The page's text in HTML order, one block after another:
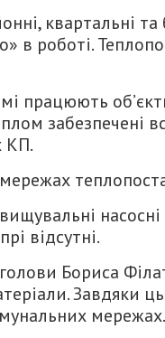
квартальні
в роботі.
працюють
забезпечені
КП.
відсутні.
Бориса
мережах.